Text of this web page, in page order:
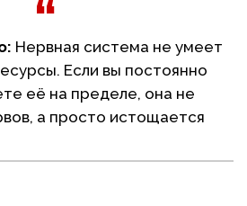
Нервная система не умеет
Если вы постоянно
её на пределе, она не
а просто истощается